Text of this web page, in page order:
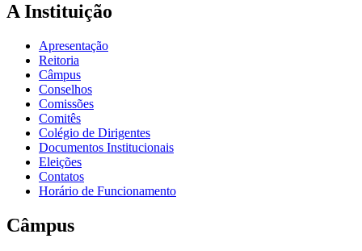
A Instituição
Apresentação
Reitoria
Câmpus
Conselhos
Comissões
Comitês
Colégio de Dirigentes
Documentos Institucionais
Eleições
Contatos
Horário de Funcionamento
Câmpus